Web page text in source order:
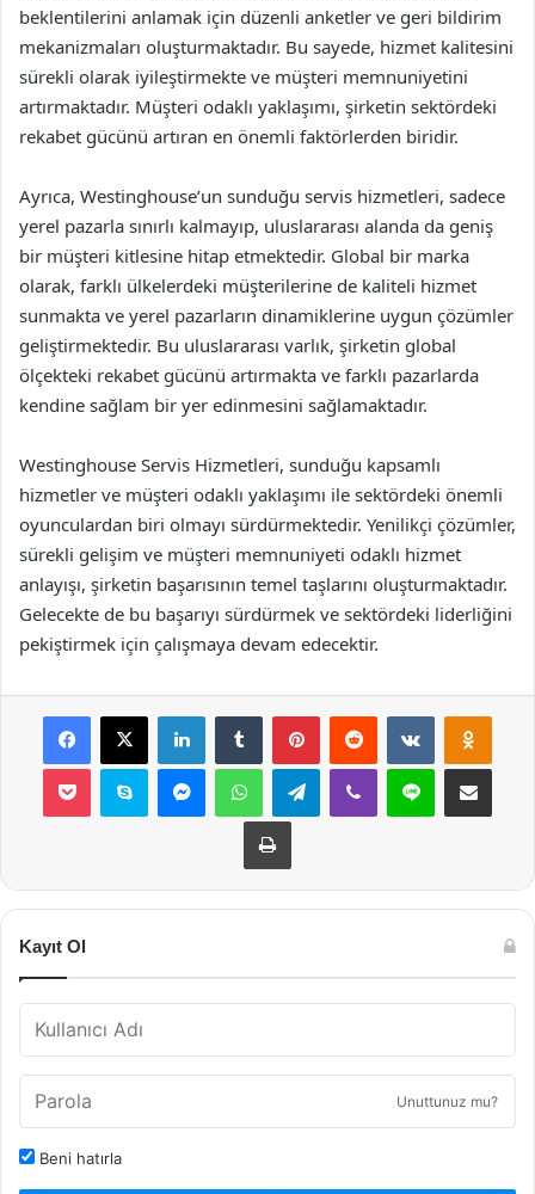
beklentilerini anlamak için düzenli anketler ve geri bildirim
mekanizmaları oluşturmaktadır. Bu sayede, hizmet kalitesini
sürekli olarak iyileştirmekte ve müşteri memnuniyetini
artırmaktadır. Müşteri odaklı yaklaşımı, şirketin sektördeki
rekabet gücünü artıran en önemli faktörlerden biridir.
Ayrıca, Westinghouse’un sunduğu servis hizmetleri, sadece
yerel pazarla sınırlı kalmayıp, uluslararası alanda da geniş
bir müşteri kitlesine hitap etmektedir. Global bir marka
olarak, farklı ülkelerdeki müşterilerine de kaliteli hizmet
sunmakta ve yerel pazarların dinamiklerine uygun çözümler
geliştirmektedir. Bu uluslararası varlık, şirketin global
ölçekteki rekabet gücünü artırmakta ve farklı pazarlarda
kendine sağlam bir yer edinmesini sağlamaktadır.
Westinghouse Servis Hizmetleri, sunduğu kapsamlı
hizmetler ve müşteri odaklı yaklaşımı ile sektördeki önemli
oyunculardan biri olmayı sürdürmektedir. Yenilikçi çözümler,
sürekli gelişim ve müşteri memnuniyeti odaklı hizmet
anlayışı, şirketin başarısının temel taşlarını oluşturmaktadır.
Gelecekte de bu başarıyı sürdürmek ve sektördeki liderliğini
pekiştirmek için çalışmaya devam edecektir.
Facebook
X LinkedInTumblr PinterestReddit VKontakte
Pocket Skype MessengerWhatsAppTelegramViber Line E-Posta ile
Yazdır
Kayıt Ol
Unuttunuz mu?
Beni hatırla